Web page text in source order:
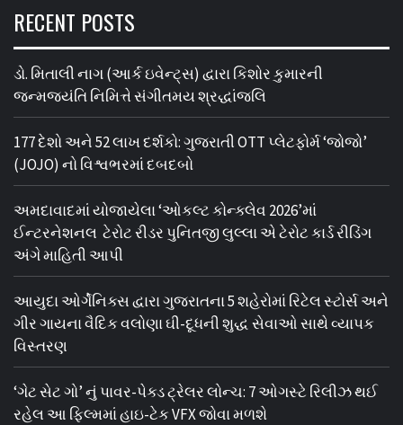
RECENT POSTS
ડો. મિતાલી નાગ (આર્ક ઇવેન્ટ્સ) દ્વારા કિશોર કુમારની
જન્મજયંતિ નિમિત્તે સંગીતમય શ્રદ્ધાંજલિ
177 દેશો અને 52 લાખ દર્શકો: ગુજરાતી OTT પ્લેટફોર્મ ‘જોજો’
(JOJO) નો વિશ્વભરમાં દબદબો
અમદાવાદમાં યોજાયેલા ‘ઓકલ્ટ કોન્ક્લેવ 2026’માં
ઈન્ટરનેશનલ ટેરોટ રીડર પુનિતજી લુલ્લા એ ટેરોટ કાર્ડ રીડિંગ
અંગે માહિતી આપી
આયુદા ઓર્ગેનિક્સ દ્વારા ગુજરાતના 5 શહેરોમાં રિટેલ સ્ટોર્સ અને
ગીર ગાયના વૈદિક વલોણા ઘી-દૂધની શુદ્ધ સેવાઓ સાથે વ્યાપક
વિસ્તરણ
‘ગેટ સેટ ગો’ નું પાવર-પેક્ડ ટ્રેલર લોન્ચ: 7 ઓગસ્ટે રિલીઝ થઈ
રહેલ આ ફિલ્મમાં હાઇ-ટેક VFX જોવા મળશે